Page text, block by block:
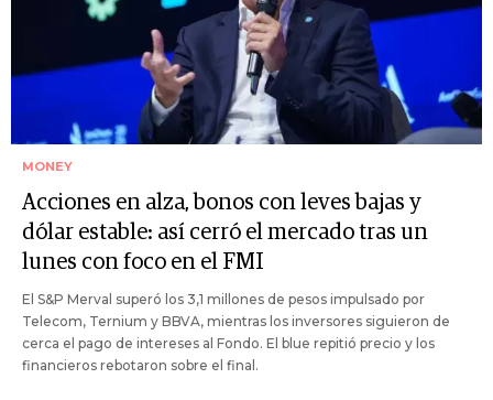
MONEY
Acciones en alza, bonos con leves bajas y
dólar estable: así cerró el mercado tras un
lunes con foco en el FMI
El S&P Merval superó los 3,1 millones de pesos impulsado por
Telecom, Ternium y BBVA, mientras los inversores siguieron de
cerca el pago de intereses al Fondo. El blue repitió precio y los
financieros rebotaron sobre el final.